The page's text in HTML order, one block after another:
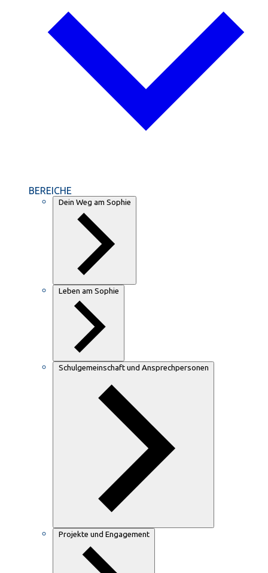
BEREICHE
Dein Weg am Sophie
Leben am Sophie
Schulgemeinschaft und Ansprechpersonen
Projekte und Engagement